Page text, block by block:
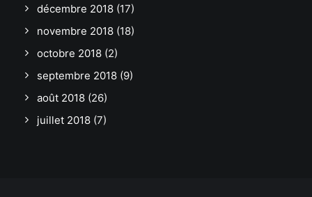
décembre 2018 (17)
novembre 2018 (18)
octobre 2018 (2)
septembre 2018 (9)
août 2018 (26)
juillet 2018 (7)